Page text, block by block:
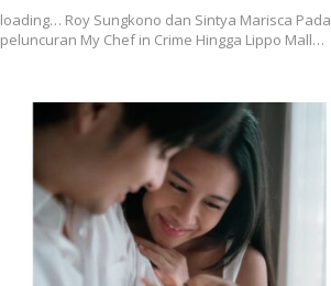
loading… Roy Sungkono dan Sintya Marisca Pada
peluncuran My Chef in Crime Hingga Lippo Mall…